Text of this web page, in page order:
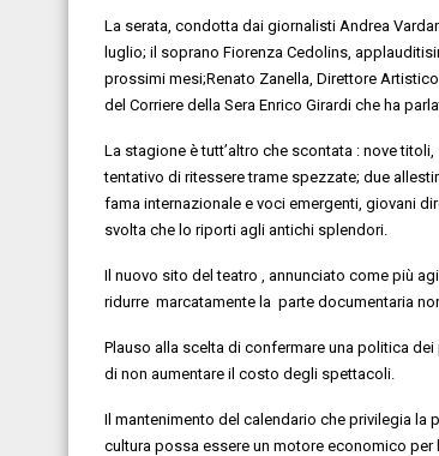
La serata, condotta dai giornalisti Andrea
luglio; il soprano Fiorenza Cedolins,
prossimi mesi;Renato Zanella, Direttore
del Corriere della Sera Enrico Girardi che ha
La stagione è tutt’altro che scontata : nove
tentativo di ritessere trame spezzate; due
fama internazionale e voci emergenti, giovani
svolta che lo riporti agli antichi splendori.
Il nuovo sito delteatro , annunciato come più
ridurre marcatamente la parte documentaria
Plauso alla scelta di confermare una politica dei
di non aumentare il costo degli spettacoli.
Il mantenimento del calendario che privilegia la
cultura possa essere un motore economico per